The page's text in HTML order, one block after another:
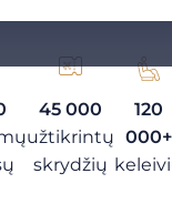
45 000
užtikrintų
skrydžių
120
000+